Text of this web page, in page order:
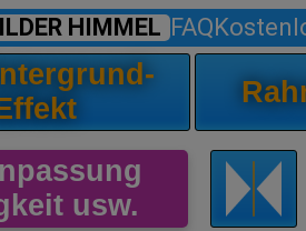
HIMMEL FAQ
usw.